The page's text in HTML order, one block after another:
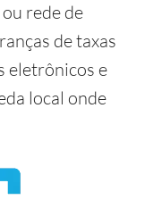
rede de
de taxas
eletrônicos e
local onde